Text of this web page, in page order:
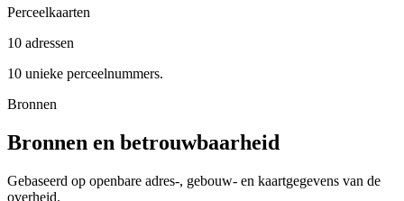
Perceelkaarten
10 adressen
10 unieke perceelnummers.
Bronnen
Bronnen en betrouwbaarheid
Gebaseerd op openbare adres-, gebouw- en kaartgegevens van de
overheid.